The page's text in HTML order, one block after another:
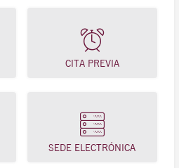
CITA PREVIA
SEDE ELECTRÓNICA